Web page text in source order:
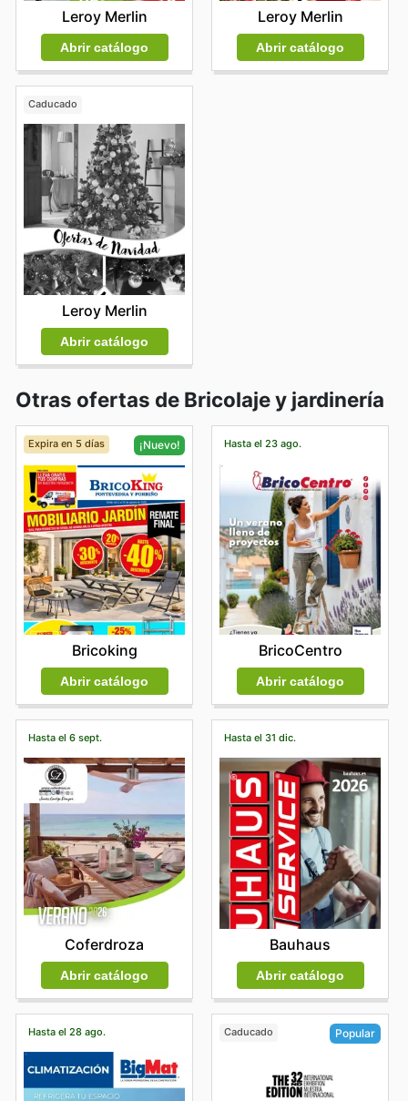
Leroy Merlin
Abrir catálogo
Leroy Merlin
Abrir catálogo
Caducado
Leroy Merlin
Abrir catálogo
Otras ofertas de Bricolaje y jardinería
Expira en 5 días ¡Nuevo!
Bricoking
Abrir catálogo
Hasta el 23 ago.
BricoCentro
Abrir catálogo
Hasta el 6 sept.
Coferdroza
Abrir catálogo
Hasta el 31 dic.
Bauhaus
Abrir catálogo
Hasta el 28 ago. Caducado Popular